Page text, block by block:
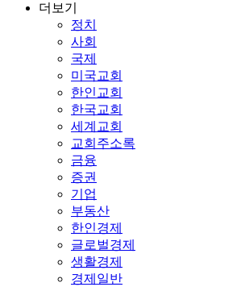
더보기
정치
사회
국제
미국교회
한인교회
한국교회
세계교회
교회주소록
금융
증권
기업
부동산
한인경제
글로벌경제
생활경제
경제일반